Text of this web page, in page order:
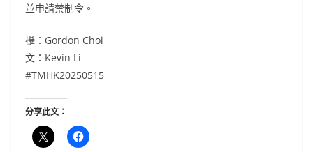
並申請禁制令。
攝：Gordon Choi
文：Kevin Li
#TMHK20250515
分享此文：